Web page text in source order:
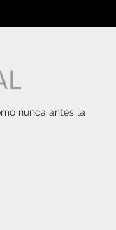
nunca antes la